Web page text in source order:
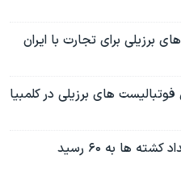
برزیلی برای تجارت با ایران
های برزیلی در کلمبیا
ها به ۶۰ رسید